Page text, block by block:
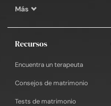
Más
Recursos
Encuentra un terapeuta
Consejos de matrimonio
Tests de matrimonio